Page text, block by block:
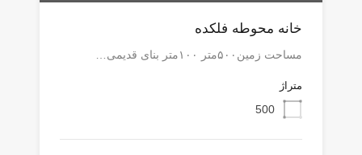
خانه محوطه فلکده
مساحت زمین۵۰۰متر ۱۰۰متر بنای قدیمی…
متراژ
500